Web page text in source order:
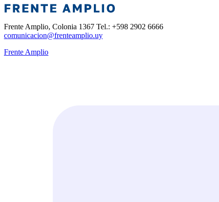
Frente Amplio, Colonia 1367 Tel.: +598 2902 6666
comunicacion@frenteamplio.uy
Frente Amplio